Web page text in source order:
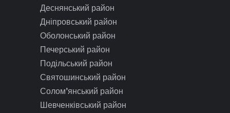
Деснянський район
Дніпровський район
Оболонський район
Печерський район
Подільський район
Святошинський район
Солом’янський район
Шевченківський район